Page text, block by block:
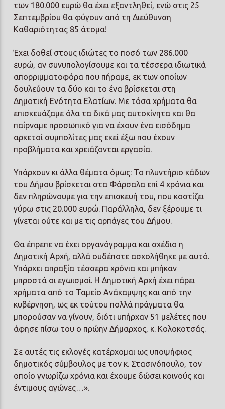
των 180.000 ευρώ θα έχει εξαντληθεί, ενώ στις 25
Σεπτεμβρίου θα φύγουν από τη Διεύθυνση
Καθαριότητας 85 άτομα!
Έχει δοθεί στους ιδιώτες το ποσό των 286.000
ευρώ, αν συνυπολογίσουμε και τα τέσσερα ιδιωτικά
απορριμματοφόρα που πήραμε, εκ των οποίων
δουλεύουν τα δύο και το ένα βρίσκεται στη
Δημοτική Ενότητα Ελατίων. Με τόσα χρήματα θα
επισκευάζαμε όλα τα δικά μας αυτοκίνητα και θα
παίρναμε προσωπικό για να έχουν ένα εισόδημα
αρκετοί συμπολίτες μας εκεί έξω που έχουν
προβλήματα και χρειάζονται εργασία.
Υπάρχουν κι άλλα θέματα όμως: Το πλυντήριο κάδων
του Δήμου βρίσκεται στα Φάρσαλα επί 4 χρόνια και
δεν πληρώνουμε για την επισκευή του, που κοστίζει
γύρω στις 20.000 ευρώ. Παράλληλα, δεν ξέρουμε τι
γίνεται ούτε και με τις αρπάγες του Δήμου.
Θα έπρεπε να έχει οργανόγραμμα και σχέδιο η
Δημοτική Αρχή, αλλά ουδέποτε ασχολήθηκε με αυτό.
Υπάρχει απραξία τέσσερα χρόνια και μπήκαν
μπροστά οι εγωισμοί. Η Δημοτική Αρχή έχει πάρει
χρήματα από το Ταμείο Ανάκαμψης και από την
κυβέρνηση, ως εκ τούτου πολλά πράγματα θα
μπορούσαν να γίνουν, διότι υπήρχαν 51 μελέτες που
άφησε πίσω του ο πρώην Δήμαρχος, κ. Κολοκοτσάς.
Σε αυτές τις εκλογές κατέρχομαι ως υποψήφιος
δημοτικός σύμβουλος με τον κ. Στασινόπουλο, τον
οποίο γνωρίζω χρόνια και έχουμε δώσει κοινούς και
έντιμους αγώνες…».